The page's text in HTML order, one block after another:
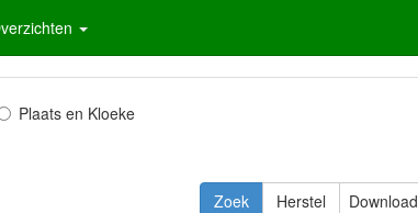
Plaats en Kloeke
Download